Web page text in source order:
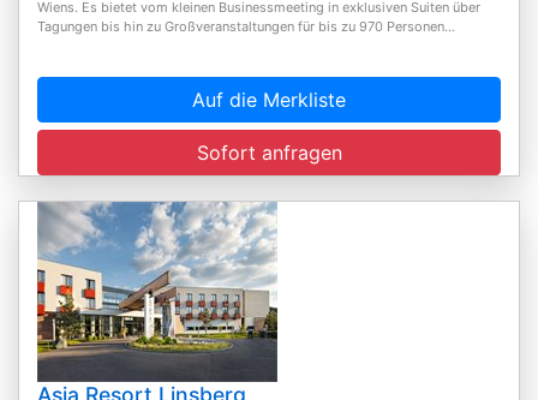
Wiens. Es bietet vom kleinen Businessmeeting in exklusiven Suiten über
Tagungen bis hin zu Großveranstaltungen für bis zu 970 Personen...
Auf die Merkliste
Sofort anfragen
Asia Resort Linsberg